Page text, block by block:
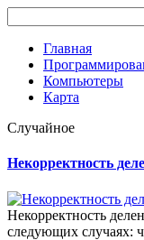
Главная
Компьютеры
Карта
Случайное
Некорректность
Некорректность
следующих случаях: